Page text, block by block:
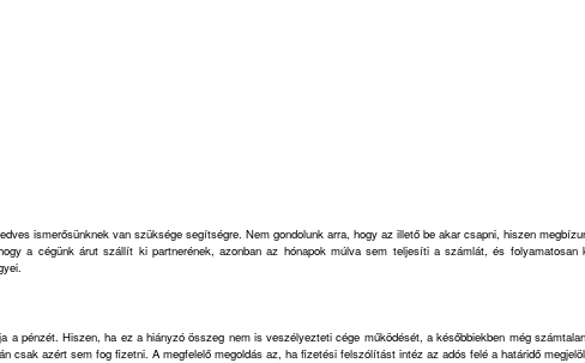
ismerősünknek van szüksége segítségre. Nem gondolunk arra, hogy az illető be akar csapni, hiszen
a cégünk árut szállít ki partnerének, azonban az hónapok múlva sem teljesíti a számlát, és
pénzét. Hiszen, ha ez a hiányzó összeg nem is veszélyezteti cége működését, a későbbiekben még
azért sem fog fizetni. A megfelelő megoldás az, ha fizetési felszólítást intéz az adós felé a határidő